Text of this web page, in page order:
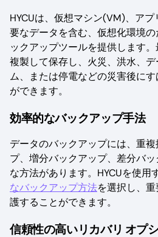
HYCUは、仮想マシン(VM)、ア
要なデータを含む、仮想化環境
ックアップツールを提供します
複製して保存し、火災、洪水、
ム、または停電などの災害後に
ができます。
効率的なバックアップ手法
データのバックアップには、重
プ、増分バックアップ、差分バ
な方法があります。HYCUを使用
なバックアップ方法を選択し、
護することができます。
信頼性の高いリカバリ オプ